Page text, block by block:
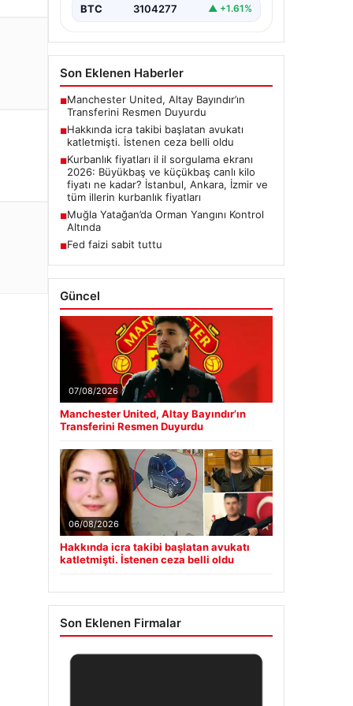
BTC 3104277 ▲ +1.61%
Son Eklenen Haberler
■Manchester United, Altay Bayındır’ın
Transferini Resmen Duyurdu
■Hakkında icra takibi başlatan avukatı
katletmişti. İstenen ceza belli oldu
■Kurbanlık fiyatları il il sorgulama ekranı
2026: Büyükbaş ve küçükbaş canlı kilo
fiyatı ne kadar? İstanbul, Ankara, İzmir ve
tüm illerin kurbanlık fiyatları
■Muğla Yatağan’da Orman Yangını Kontrol
Altında
■Fed faizi sabit tuttu
Güncel
07/08/2026
Manchester United, Altay Bayındır’ın
Transferini Resmen Duyurdu
06/08/2026
Hakkında icra takibi başlatan avukatı
katletmişti. İstenen ceza belli oldu
Son Eklenen Firmalar